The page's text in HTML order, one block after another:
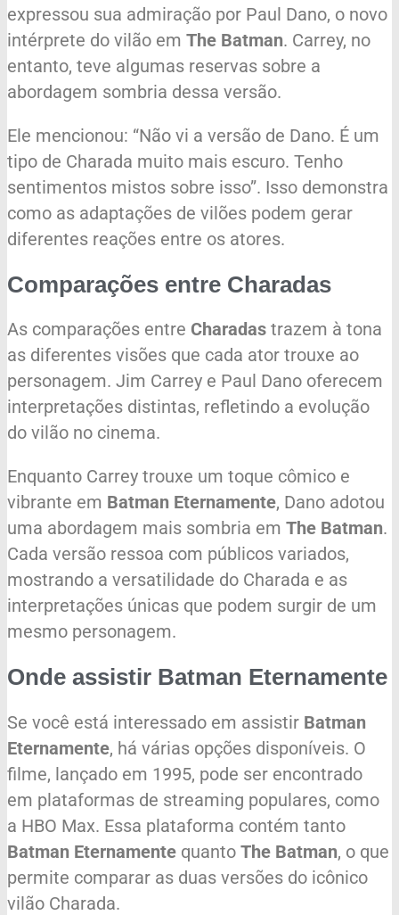
expressou sua admiração por Paul Dano, o novo
intérprete do vilão em The Batman. Carrey, no
entanto, teve algumas reservas sobre a
abordagem sombria dessa versão.
Ele mencionou: “Não vi a versão de Dano. É um
tipo de Charada muito mais escuro. Tenho
sentimentos mistos sobre isso”. Isso demonstra
como as adaptações de vilões podem gerar
diferentes reações entre os atores.
Comparações entre Charadas
As comparações entre Charadas trazem à tona
as diferentes visões que cada ator trouxe ao
personagem. Jim Carrey e Paul Dano oferecem
interpretações distintas, refletindo a evolução
do vilão no cinema.
Enquanto Carrey trouxe um toque cômico e
vibrante em Batman Eternamente, Dano adotou
uma abordagem mais sombria em The Batman.
Cada versão ressoa com públicos variados,
mostrando a versatilidade do Charada e as
interpretações únicas que podem surgir de um
mesmo personagem.
Onde assistir Batman Eternamente
Se você está interessado em assistir Batman
Eternamente, há várias opções disponíveis. O
filme, lançado em 1995, pode ser encontrado
em plataformas de streaming populares, como
a HBO Max. Essa plataforma contém tanto
Batman Eternamente quanto The Batman, o que
permite comparar as duas versões do icônico
vilão Charada.